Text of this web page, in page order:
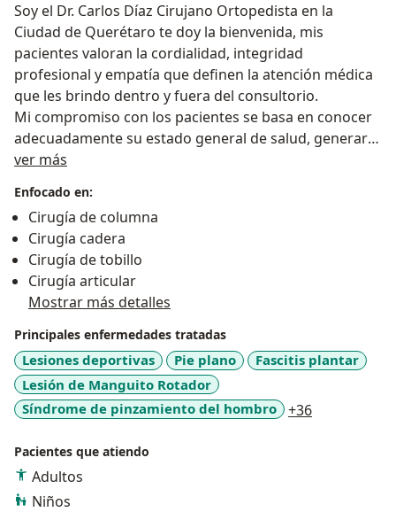
Soy el Dr. Carlos Díaz Cirujano Ortopedista en la
Ciudad de Querétaro te doy la bienvenida, mis
pacientes valoran la cordialidad, integridad
profesional y empatía que definen la atención médica
que les brindo dentro y fuera del consultorio.
Mi compromiso con los pacientes se basa en conocer
adecuadamente su estado general de salud, generar
un adecuado diagnóstico para ofrecer un tratamiento
ver más
Enfocado en:
Cirugía de columna
Cirugía cadera
Cirugía de tobillo
Cirugía articular
Mostrar más detalles
Principales enfermedades tratadas
Lesiones deportivas Pie plano
Fascitis plantar
Lesión de Manguito Rotador
Síndrome de pinzamiento del hombro
+36
Pacientes que atiendo
Adultos
Niños